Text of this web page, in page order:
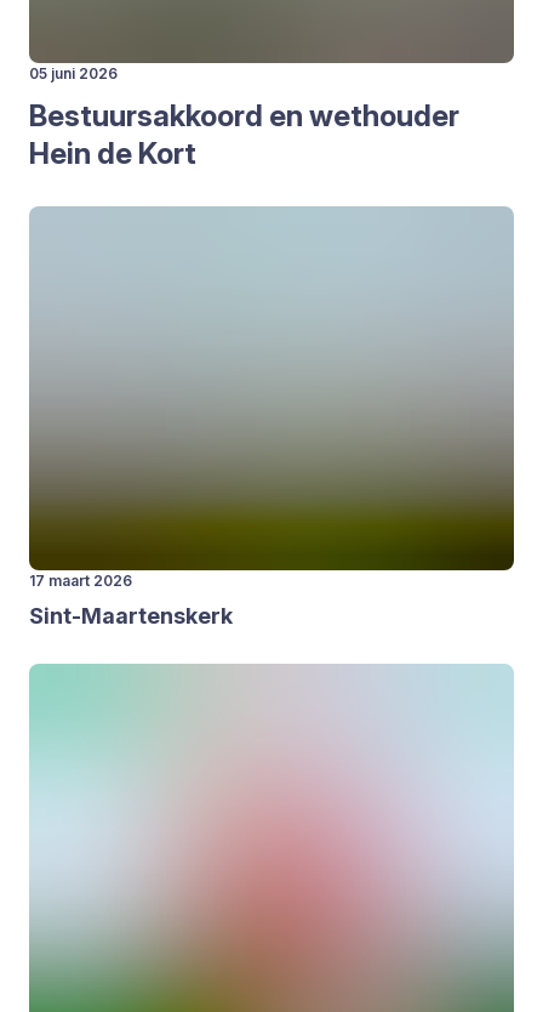
05 juni 2026
Bestuurs­ak­koord en wet­hou­der
Hein de Kort
17 maart 2026
Sint-Maar­tens­kerk